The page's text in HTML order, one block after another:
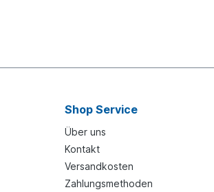
Shop Service
Über uns
Kontakt
Versandkosten
Zahlungsmethoden